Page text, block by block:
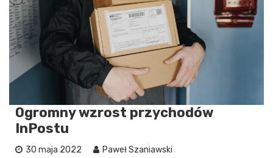
Ogromny wzrost przychodów
InPostu
30 maja 2022 Paweł Szaniawski